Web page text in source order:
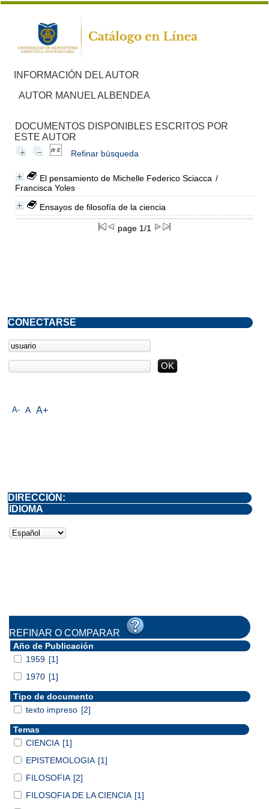
INFORMACIÓN DEL AUTOR
AUTOR MANUEL ALBENDEA
DOCUMENTOS DISPONIBLES ESCRITOS POR
ESTE AUTOR
Refinar búsqueda
El pensamiento de Michelle Federico Sciacca /
Francisca Yoles
Ensayos de filosofía de la ciencia
page 1/1
A- A A+
CONECTARSE
DIRECCIÓN:
IDIOMA
REFINAR O COMPARAR
Año de Publicación
1959 [1]
1970 [1]
Tipo de documento
texto impreso [2]
Temas
CIENCIA [1]
EPISTEMOLOGIA [1]
FILOSOFIA [2]
FILOSOFIA DE LA CIENCIA [1]